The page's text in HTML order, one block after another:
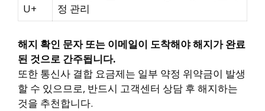
U+
정 관리
해지 확인 문자 또는 이메일이 도착해야 해지가 완료
된 것으로 간주됩니다.
또한 통신사 결합 요금제는 일부 약정 위약금이 발생
할 수 있으므로, 반드시 고객센터 상담 후 해지하는
것을 추천합니다.